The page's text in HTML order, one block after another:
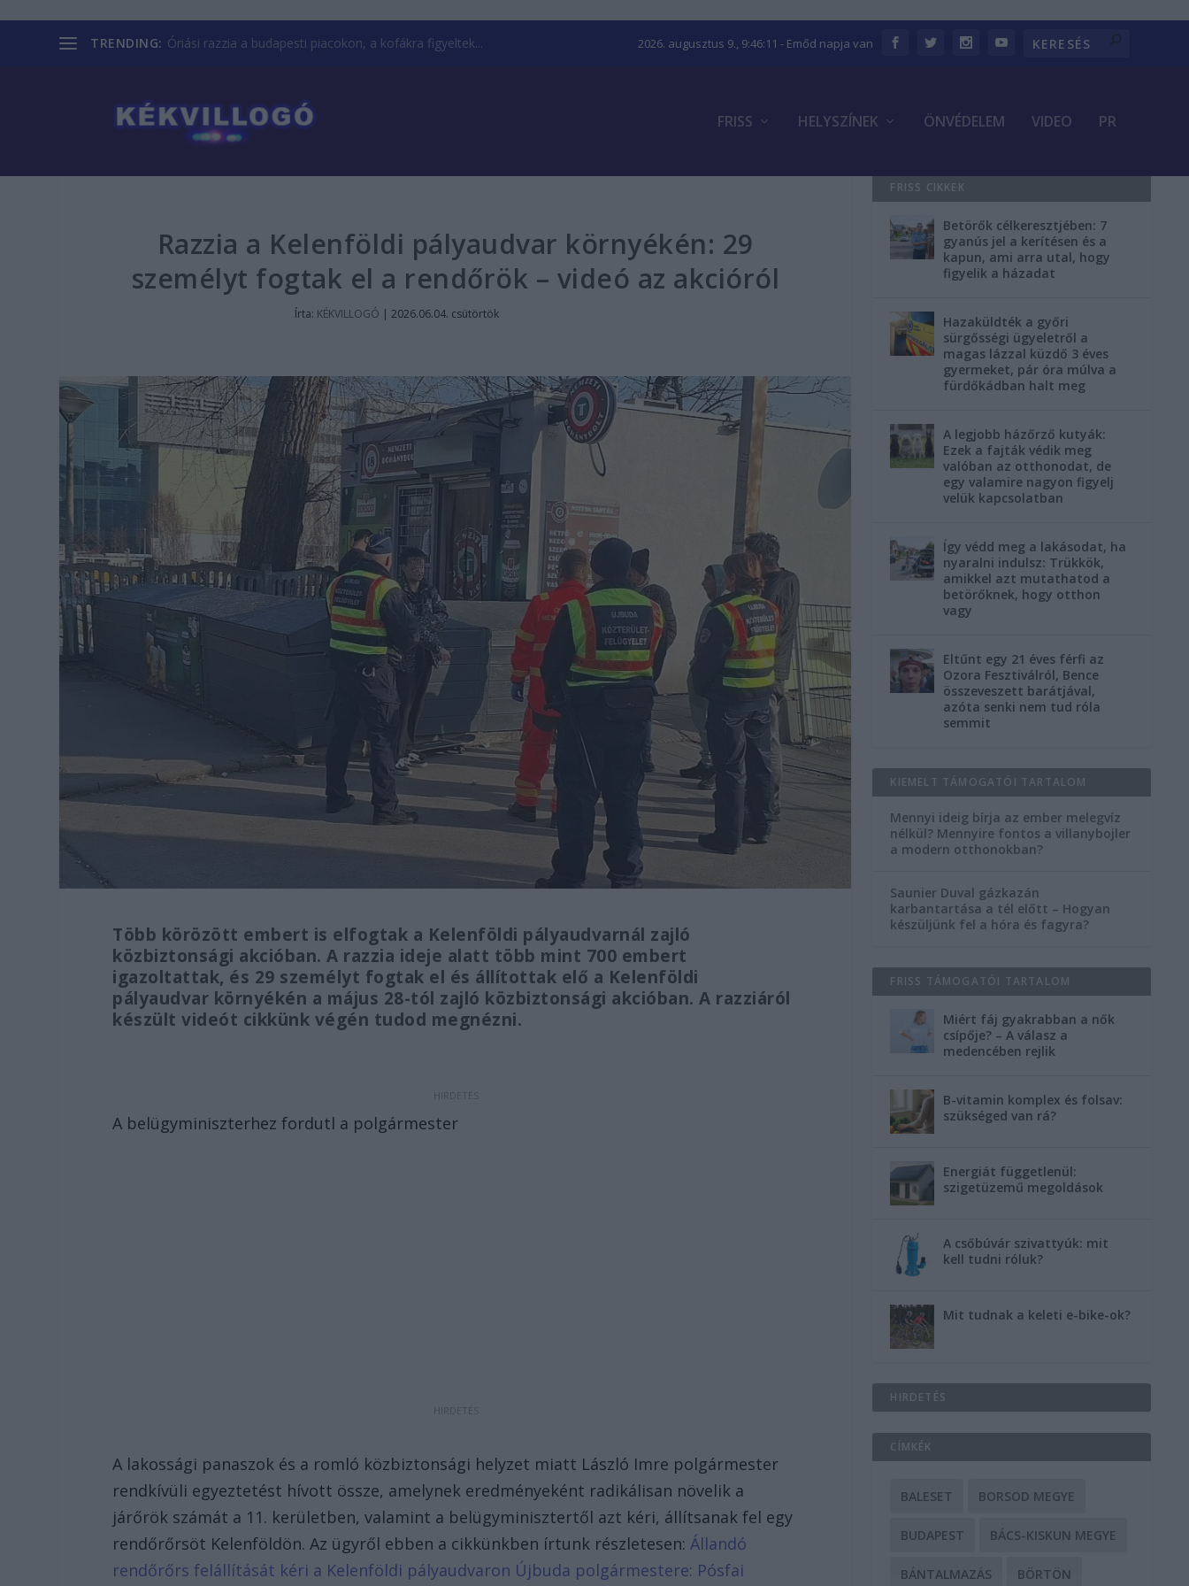
TRENDING: Óriási razzia a budapesti piacokon, a kofákra figyeltek... 2026. augusztus 9., 9:46:12 - Emőd napja van
FRISS HELYSZÍNEK ÖNVÉDELEM VIDEO PR
Razzia a Kelenföldi pályaudvar környékén: 29
személyt fogtak el a rendőrök – videó az akcióról
Írta: KÉKVILLOGÓ | 2026.06.04. csütörtök
Több körözött embert is elfogtak a Kelenföldi pályaudvarnál zajló
közbiztonsági akcióban. A razzia ideje alatt több mint 700 embert
igazoltattak, és 29 személyt fogtak el és állítottak elő a Kelenföldi
pályaudvar környékén a május 28-tól zajló közbiztonsági akcióban. A razziáról
készült videót cikkünk végén tudod megnézni.
A belügyminiszterhez fordutl a polgármester
A lakossági panaszok és a romló közbiztonsági helyzet miatt László Imre polgármester
rendkívüli egyeztetést hívott össze, amelynek eredményeként radikálisan növelik a
járőrök számát a 11. kerületben, valamint a belügyminisztertől azt kéri, állítsanak fel egy
rendőrőrsöt Kelenföldön. Az ügyről ebben a cikkünkben írtunk részletesen:Állandó
rendőrőrs felállítását kéri a Kelenföldi pályaudvaron Újbuda polgármestere: Pósfai
FRISS CIKKEK
Betörők célkeresztjében: 7
gyanús jel a kerítésen és a
kapun, ami arra utal, hogy
figyelik a házadat
Hazaküldték a győri
sürgősségi ügyeletről a
magas lázzal küzdő 3 éves
gyermeket, pár óra múlva a
fürdőkádban halt meg
A legjobb házőrző kutyák:
Ezek a fajták védik meg
valóban az otthonodat, de
egy valamire nagyon figyelj
velük kapcsolatban
Így védd meg a lakásodat, ha
nyaralni indulsz: Trükkök,
amikkel azt mutathatod a
betörőknek, hogy otthon
vagy
Eltűnt egy 21 éves férfi az
Ozora Fesztiválról, Bence
összeveszett barátjával,
azóta senki nem tud róla
semmit
KIEMELT TÁMOGATÓI TARTALOM
Mennyi ideig bírja az ember melegvíz
nélkül? Mennyire fontos a villanybojler
a modern otthonokban?
Saunier Duval gázkazán
karbantartása a tél előtt – Hogyan
készüljünk fel a hóra és fagyra?
FRISS TÁMOGATÓI TARTALOM
Miért fáj gyakrabban a nők
csípője? – A válasz a
medencében rejlik
B-vitamin komplex és folsav:
szükséged van rá?
Energiát függetlenül:
szigetüzemű megoldások
A csőbúvár szivattyúk: mit
kell tudni róluk?
Mit tudnak a keleti e-bike-ok?
HIRDETÉS
CÍMKÉK
BALESET BORSOD MEGYE
BUDAPEST BÁCS-KISKUN MEGYE
BÁNTALMAZÁS BÖRTÖN